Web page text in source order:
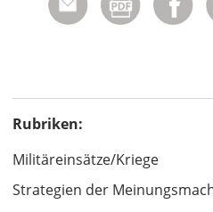
Rubriken:
Militäreinsätze/Kriege
Strategien der